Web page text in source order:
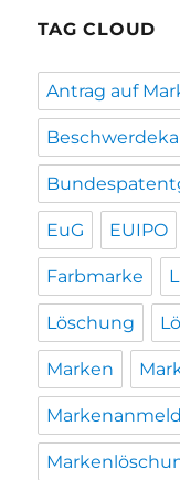
TAG CLOUD
Antrag auf
EuG EUIPO
Farbmarke
Löschung
Marken